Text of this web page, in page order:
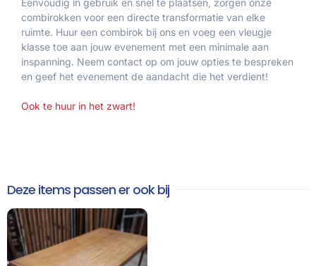
Eenvoudig in gebruik en snel te plaatsen, zorgen onze
combirokken voor een directe transformatie van elke
ruimte. Huur een combirok bij ons en voeg een vleugje
klasse toe aan jouw evenement met een minimale aan
inspanning. Neem contact op om jouw opties te bespreken
en geef het evenement de aandacht die het verdient!
Ook te huur in het zwart!
Deze items passen er ook bij